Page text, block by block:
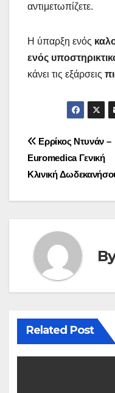
αντιμετωπίζετε.
Η ύπαρξη ενός
ενός
κάνει τις εξάρσεις
Post
Ερρίκος Ντυνάν –
Euromedica Γενική
Κλινική
Related Post